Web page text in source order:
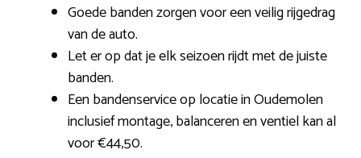
Goede banden zorgen voor een veilig rijgedrag
van de auto.
Let er op dat je elk seizoen rijdt met de juiste
banden.
Een bandenservice op locatie in Oudemolen
inclusief montage, balanceren en ventiel kan al
voor €44,50.